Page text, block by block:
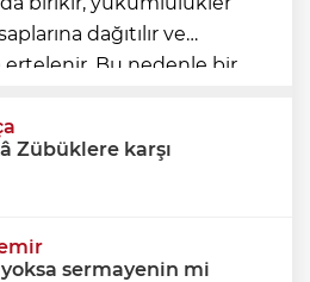
dağıtılır ve
Bu nedenle bir
veya resmi borç stok
Zübüklere karşı
yoksa sermayenin mi